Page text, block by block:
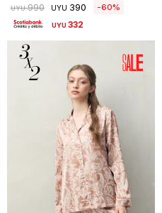
UYU 990 UYU 390 60
UYU332